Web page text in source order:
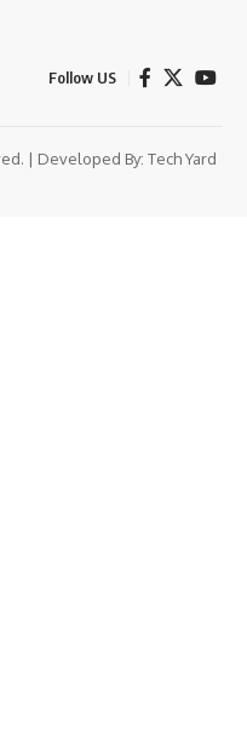
Follow US
| Developed By: Tech Yard